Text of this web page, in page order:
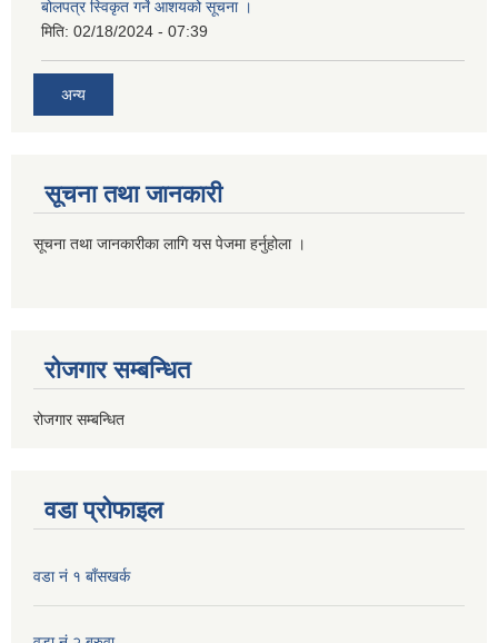
बोलपत्र स्विकृत गर्ने आशयको सूचना ।
मिति: 02/18/2024 - 07:39
अन्य
सूचना तथा जानकारी
सूचना तथा जानकारीका लागि यस पेजमा हर्नुहोला ।
रोजगार सम्बन्धित
रोजगार सम्बन्धित
वडा प्रोफाइल
वडा नं १ बाँसखर्क